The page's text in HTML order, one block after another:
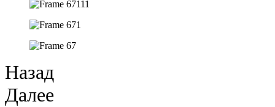
Назад
Далее